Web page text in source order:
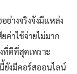
ย่างจริงจังมีแหล่ง
ค่าใช้จ่ายไม่มาก
ที่ดีที่สุดเพราะ
ยังมีคอร์สออนไลน์